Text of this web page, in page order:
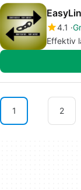
4.1
Effektiv
1 2